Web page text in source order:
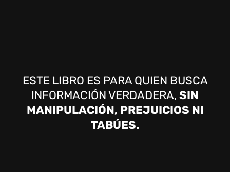
ESTE LIBRO ES PARA QUIEN BUSCA
INFORMACIÓN VERDADERA, SIN
MANIPULACIÓN, PREJUICIOS NI
TABÚES.